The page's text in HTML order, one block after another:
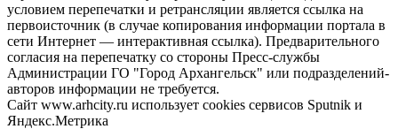
условием перепечатки и ретрансляции является ссылка на
первоисточник (в случае копирования информации портала в
сети Интернет — интерактивная ссылка). Предварительного
согласия на перепечатку со стороны Пресс-службы
Администрации ГО "Город Архангельск" или подразделений-
авторов информации не требуется.
Сайт www.arhcity.ru использует cookies сервисов Sputnik и
Яндекс.Метрика